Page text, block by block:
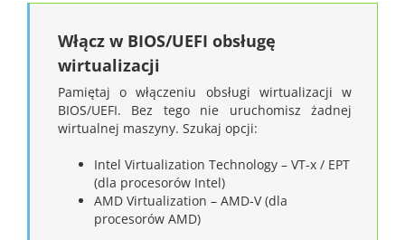
Włącz w BIOS/UEFI obsługę
wirtualizacji
Pamiętaj o włączeniu obsługi wirtualizacji w
BIOS/UEFI. Bez tego nie uruchomisz żadnej
wirtualnej maszyny. Szukaj opcji:
Intel Virtualization Technology – VT-x / EPT
(dla procesorów Intel)
AMD Virtualization – AMD-V (dla
procesorów AMD)